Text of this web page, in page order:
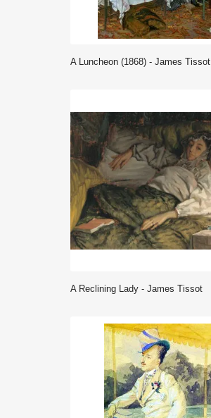
A Luncheon (1868) - James Tissot
A Reclining Lady - James Tissot